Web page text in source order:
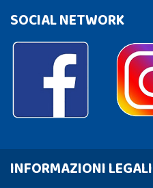
SOCIAL NETWORK
INFORMAZIONI LEGALI